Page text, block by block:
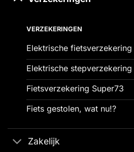
VERZEKERINGEN
Elektrische fietsverzekering
Elektrische stepverzekering
Fietsverzekering Super73
Fiets gestolen, wat nu!?
Zakelijk